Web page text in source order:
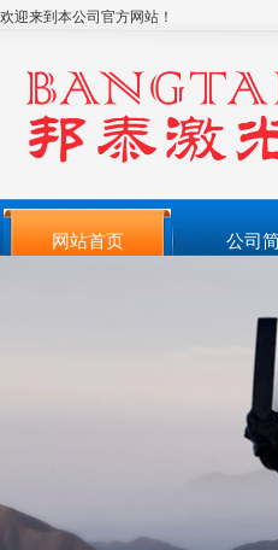
欢迎来到本公司官方网站！
网站首页 公司